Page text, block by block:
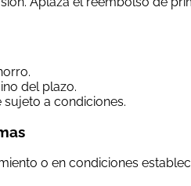
del plazo.
a condiciones.
o en condiciones